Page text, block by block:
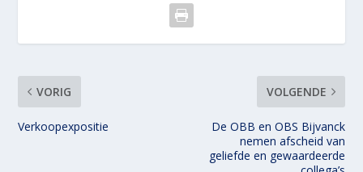
VORIG
Verkoopexpositie
VOLGENDE
De OBB en OBS Bijvanck
nemen afscheid van
geliefde en gewaardeerde